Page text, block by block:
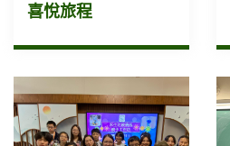
喜悅旅程